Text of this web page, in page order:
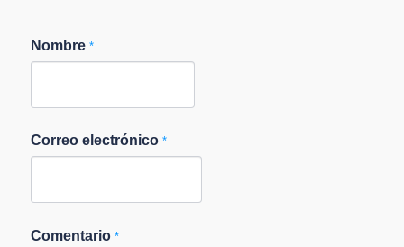
Nombre *
Correo electrónico *
Comentario *